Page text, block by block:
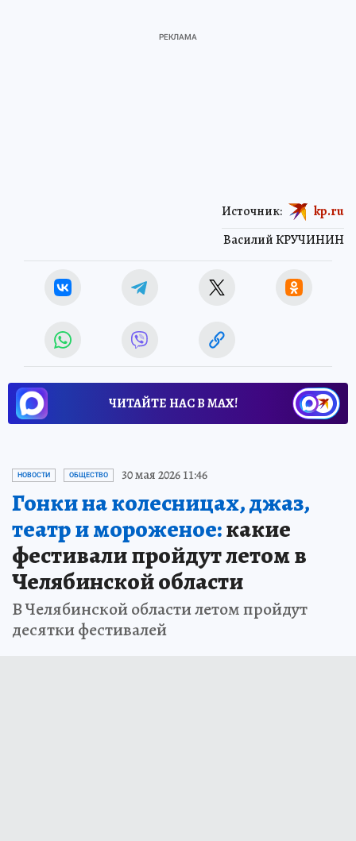
Василий КРУЧИНИН
Источник: kp.ru
ЧИТАЙТЕ НАС В МАХ!
НОВОСТИ ОБЩЕСТВО 30 мая 2026 11:46
Гонки на колесницах, джаз,
театр и мороженое:какие
фестивали пройдут летом в
Челябинской области
В Челябинской области летом пройдут
десятки фестивалей